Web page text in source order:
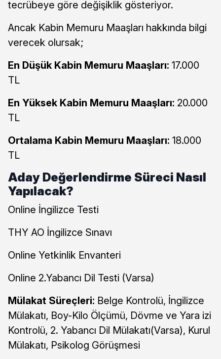
tecrübeye göre değişiklik gösteriyor.
Ancak Kabin Memuru Maaşları hakkında bilgi
verecek olursak;
En Düşük Kabin Memuru Maaşları: 17.000
TL
En Yüksek Kabin Memuru Maaşları: 20.000
TL
Ortalama Kabin Memuru Maaşları: 18.000
TL
Aday Değerlendirme Süreci Nasıl
Yapılacak?
Online İngilizce Testi
THY AO İngilizce Sınavı
Online Yetkinlik Envanteri
Online 2.Yabancı Dil Testi (Varsa)
Mülakat Süreçleri: Belge Kontrolü, İngilizce
Mülakatı, Boy-Kilo Ölçümü, Dövme ve Yara izi
Kontrolü, 2. Yabancı Dil Mülakatı(Varsa), Kurul
Mülakatı, Psikolog Görüşmesi